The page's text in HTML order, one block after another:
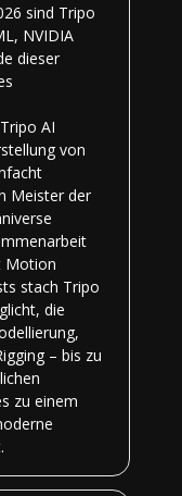
sind Tripo
NVIDIA
dieser
AI
von
Meister der
Motion
stach Tripo
die
– bis zu
zu einem